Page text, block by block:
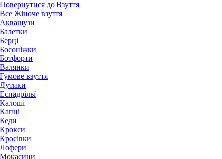
Повернутися до Взуття
Все Жіноче взуття
Аквашузи
Балетки
Берці
Босоніжки
Ботфорти
Валянки
Гумове взуття
Дутики
Еспадрільї
Калоші
Капці
Кеди
Крокси
Кросівки
Лофери
Мокасини